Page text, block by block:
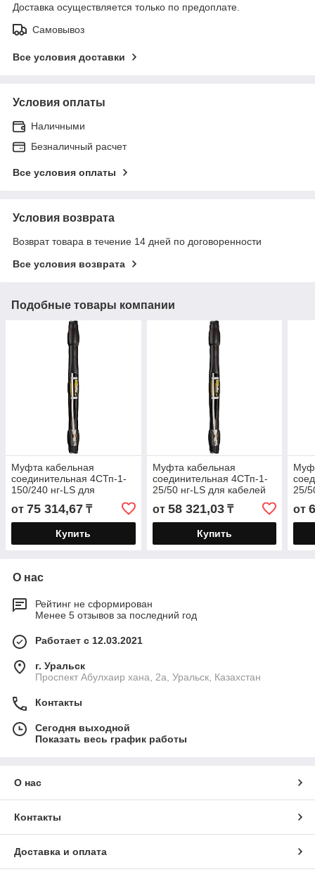
Доставка осуществляется только по предоплате.
Самовывоз
Все условия доставки
Условия оплаты
Наличными
Безналичный расчет
Все условия оплаты
Условия возврата
Возврат товара в течение 14 дней по договоренности
Все условия возврата
Подобные товары компании
Муфта кабельная
соединительная 4СТп-1-
150/240 нг-LS для
кабелей «нг-LS» с
бумажной или
пластмассовой изоляцией
от 75 314,67 ₸
Купить
Муфта кабельная
соединительная 4СТп-1-
25/50 нг-LS для кабелей
«нг-LS» с бумажной или
пластмассовой изоляцией
от 58 321,03₸
Купить
25/
от
О нас
Рейтинг не сформирован
Менее 5 отзывов за последний год
Работает с 12.03.2021
г. Уральск
Проспект Абулхаир хана, 2а, Уральск, Казахстан
Контакты
Сегодня выходной
Показать весь график работы
О нас
Контакты
Доставка и оплата